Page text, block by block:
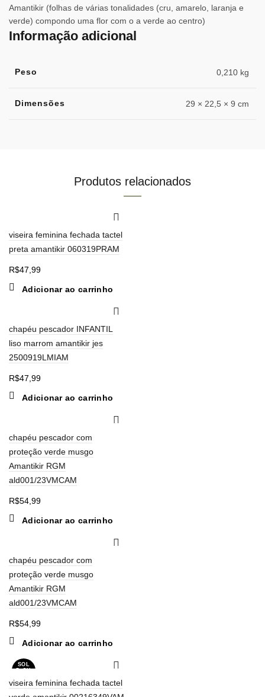
Amantikir (folhas de várias tonalidades (cru, amarelo, laranja e
verde) compondo uma flor com o a verde ao centro)
Informação adicional
Peso 0,210 kg
Dimensões 29 × 22,5 × 9 cm
Produtos relacionados
viseira feminina fechada tactel
preta amantikir 060319PRAM
R$47,99
Adicionar ao carrinho
chapéu pescador INFANTIL
liso marrom amantikir jes
2500919LMIAM
R$47,99
Adicionar ao carrinho
chapéu pescador com
proteção verde musgo
Amantikir RGM
ald001/23VMCAM
R$54,99
Adicionar ao carrinho
chapéu pescador com
proteção verde musgo
Amantikir RGM
ald001/23VMCAM
R$54,99
Adicionar ao carrinho
SOL
D OU
viseira feminina fechada tactel